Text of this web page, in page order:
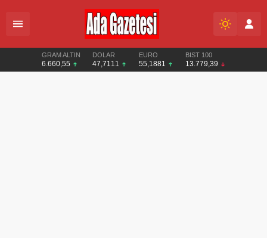
GRAM ALTIN
6.660,55
DOLAR
47,7111
EURO
55,1881
BIST 100
13.779,39